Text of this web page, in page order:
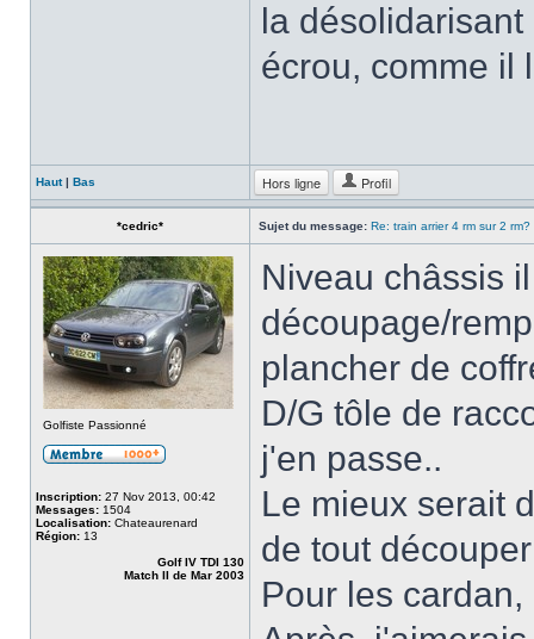
la
écrou, comme il
Haut| Bas Hors ligne Profil
*cedric* Sujet du message: Re: train arrier 4 rm sur 2 rm?
Golfiste Passionné
Inscription: 27 Nov 2013, 00:42
Messages: 1504
Localisation: Chateaurenard
Région: 13
Golf IV TDI 130
Match II de Mar 2003
Niveau châssis
découpage/
plancher de
D/G tôle de
j'en passe..
Le mieux serait
de tout
Pour les